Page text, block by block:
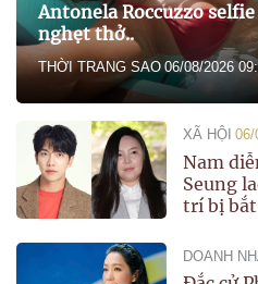
Antonela Roccuzzo
nghẹt thở..
THỜI TRANG SAO 06/08/2026
XÃ HỘI 06/
Nam
Seung
trí bị bắt
DOANH